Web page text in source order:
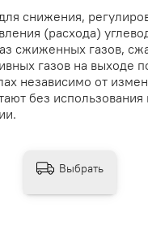
снижения,
(расхода)
сжиженных газов,
газов на выходе
независимо от
без использования
Выбрать